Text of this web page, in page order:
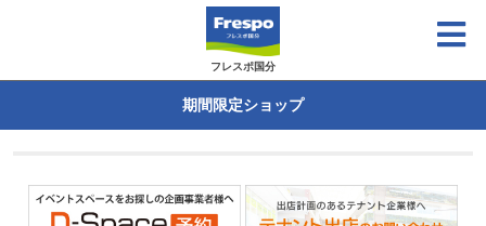
フレスポ国分
期間限定ショップ